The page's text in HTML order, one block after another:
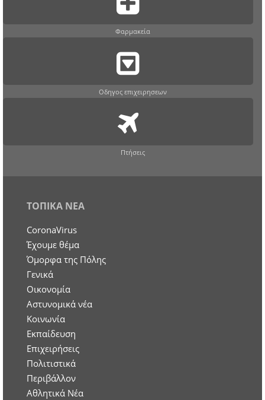
Φαρμακεία
Οδηγος επιχειρησεων
Πτήσεις
ΤΟΠΙΚΑ ΝΕΑ
CoronaVirus
Έχουμε θέμα
Όμορφα της Πόλης
Γενικά
Οικονομία
Aστυνομικά νέα
Κοινωνία
Εκπαίδευση
Επιχειρήσεις
Πολιτιστικά
Περιβάλλον
Αθλητικά Νέα